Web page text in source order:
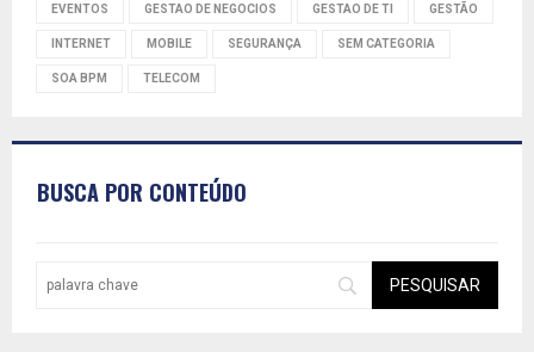
EVENTOS GESTAO DE NEGOCIOS GESTAO DE TI GESTÃO
INTERNET MOBILE SEGURANÇA SEM CATEGORIA
SOA BPM TELECOM
BUSCA POR CONTEÚDO